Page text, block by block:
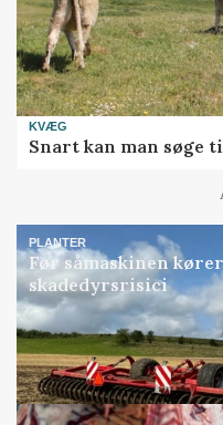
KVÆG
Snart kan man søge
PLANTER
Før såmaskinen
skadedyrsrisici